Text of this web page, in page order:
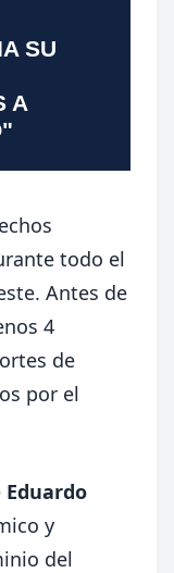
SU
A
todo el
Antes de
4
de
por el
Eduardo
y
del